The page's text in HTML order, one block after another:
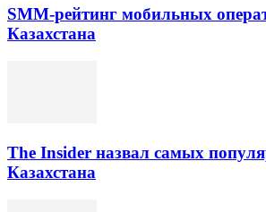
SMM-рейтинг мобильных
Казахстана
The Insider назвал самых
Казахстана